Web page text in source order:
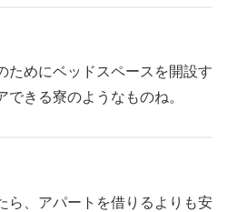
ためにベッドスペースを開設す
きる寮のようなものね。
ら、アパートを借りるよりも安